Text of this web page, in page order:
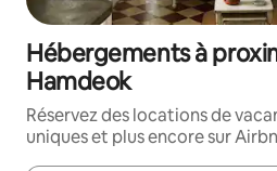
Hébergements à
Hamdeok
Réservez des locations de
uniques et plus encore sur